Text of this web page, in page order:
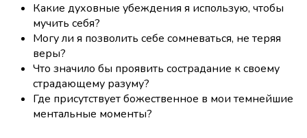
Какие духовные убеждения я использую, чтобы
мучить себя?
Могу ли я позволить себе сомневаться, не теряя
веры?
Что значило бы проявить сострадание к своему
страдающему разуму?
Где присутствует божественное в мои темнейшие
ментальные моменты?